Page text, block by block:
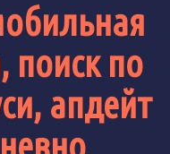
поиск по
апдейт
.